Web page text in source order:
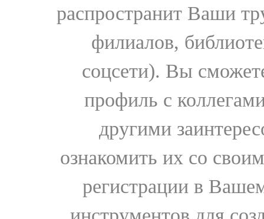
распространит Ваши
филиалов,
соцсети). Вы
профиль с
другими
ознакомить их со
регистрации в